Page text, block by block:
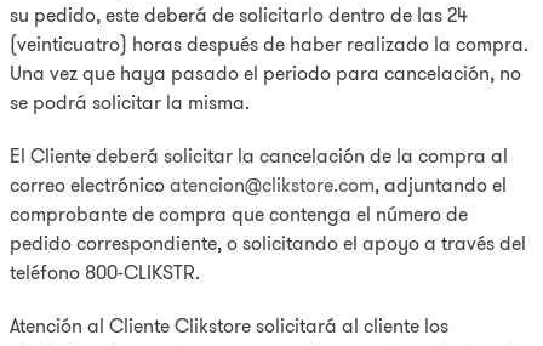
su pedido, este deberá de solicitarlo dentro de las 24
(veinticuatro) horas después de haber realizado la compra.
Una vez que haya pasado el periodo para cancelación, no
se podrá solicitar la misma.
El Cliente deberá solicitar la cancelación de la compra al
correo electrónico atencion@clikstore.com, adjuntando el
comprobante de compra que contenga el número de
pedido correspondiente, o solicitando el apoyo a través del
teléfono 800-CLIKSTR.
Atención al Cliente Clikstore solicitará al cliente los